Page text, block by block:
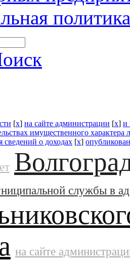
политика
[x] на сайте администрации [x] и
имущественного характера
сведений о доходах [x]
службы в
на сайте